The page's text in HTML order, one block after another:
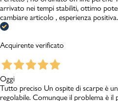
arrivato nei tempi stabiliti, ottimo
cambiare articolo , esperienza positiva.
Acquirente verificato
Oggi
Tutto preciso Un ospite di scarpe è
regolabile. Comunque il problema è il